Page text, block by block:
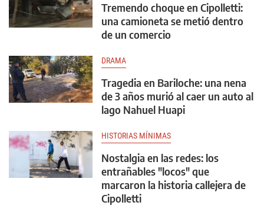
Tremendo choque en Cipolletti:
una camioneta se metió dentro
de un comercio
DRAMA
Tragedia en Bariloche: una nena
de 3 años murió al caer un auto al
lago Nahuel Huapi
HISTORIAS MÍNIMAS
Nostalgia en las redes: los
entrañables "locos" que
marcaron la historia callejera de
Cipolletti